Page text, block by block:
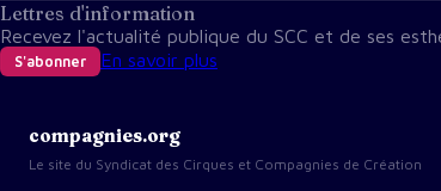
Lettres d'information
Recevez l'actualité publique du SCC et de ses
S'abonner En savoir plus
compagnies.org
Le site du Syndicat des Cirques et Compagnies de Création